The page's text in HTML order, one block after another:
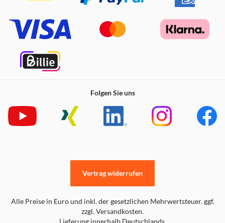
Filmreife Qualität
Folgen Sie uns
Alle Preise in Euro und inkl. der gesetzlichen Mehrwertsteuer. ggf.
zzgl. Versandkosten.
Lieferung innerhalb Deutschlands.
Vertrag widerrufen